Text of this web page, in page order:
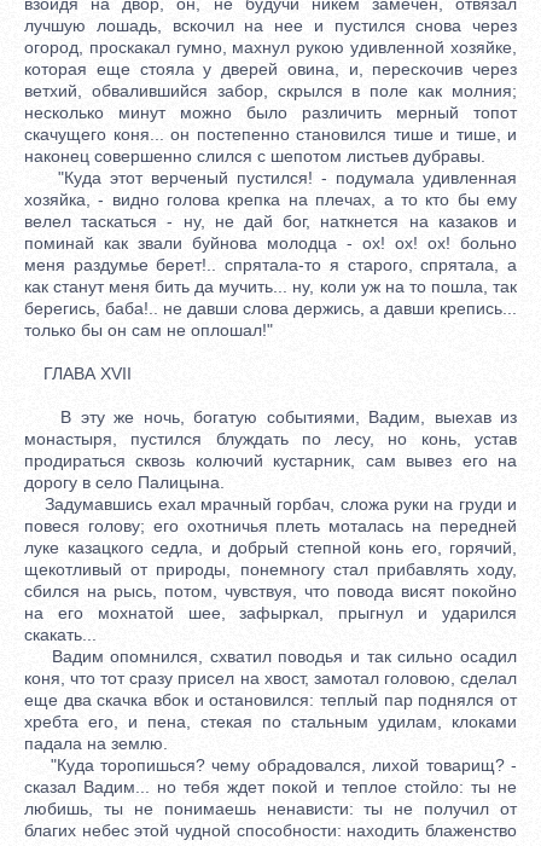
лучшую лошадь, вскочил на нее и пустился снова через
огород, проскакал гумно, махнул рукою удивленной хозяйке,
которая еще стояла у дверей овина, и, перескочив через
ветхий, обвалившийся забор, скрылся в поле как молния;
несколько минут можно было различить мерный топот
скачущего коня... он постепенно становился тише и тише, и
наконец совершенно слился с шепотом листьев дубравы.
"Куда этот верченый пустился! - подумала удивленная
хозяйка, - видно голова крепка на плечах, а то кто бы ему
велел таскаться - ну, не дай бог, наткнется на казаков и
поминай как звали буйнова мoлодца - ох! ох! ох! больно
меня раздумье берет!.. спрятала-то я старого, спрятала, а
как станут меня бить да мучить... ну, коли уж на то пошла, так
берегись, баба!.. не давши слова держись, а давши крепись...
только бы он сам не оплошал!"
ГЛАВА XVII
В эту же ночь, богатую событиями, Вадим, выехав из
монастыря, пустился блуждать по лесу, но конь, устав
продираться сквозь колючий кустарник, сам вывез его на
дорогу в село Палицына.
Задумавшись ехал мрачный горбач, сложа руки на груди и
повеся голову; его охотничья плеть моталась на передней
луке казацкого седла, и добрый степной конь его, горячий,
щекотливый от природы, понемногу стал прибавлять ходу,
сбился на рысь, потом, чувствуя, что повода висят покойно
на его мохнатой шее, зафыркал, прыгнул и ударился
скакать...
Вадим опомнился, схватил поводья и так сильно осадил
коня, что тот сразу присел на хвост, замотал головою, сделал
еще два скачка вбок и остановился: теплый пар поднялся от
хребта его, и пена, стекая по стальным удилам, клоками
падала на землю.
"Куда торопишься? чему обрадовался, лихой товарищ? -
сказал Вадим... но тебя ждет покой и теплое стойло: ты не
любишь, ты не понимаешь ненависти: ты не получил от
благих небес этой чудной способности: находить блаженство